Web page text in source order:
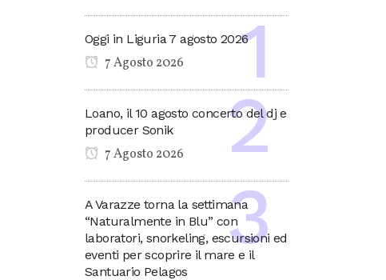
Oggi in Liguria 7 agosto 2026
7 Agosto 2026
Loano, il 10 agosto concerto del dj e
producer Sonik
7 Agosto 2026
A Varazze torna la settimana
“Naturalmente in Blu” con
laboratori, snorkeling, escursioni ed
eventi per scoprire il mare e il
Santuario Pelagos